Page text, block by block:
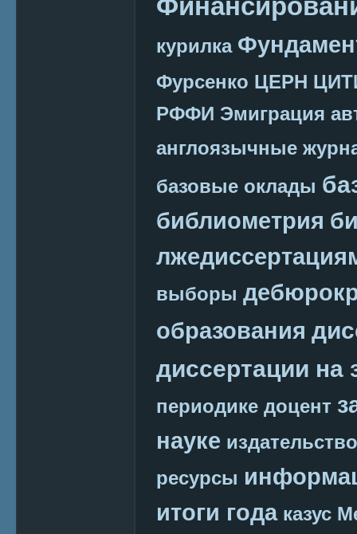
курилка
Фурсенко ЦЕРН
РФФИ Эмиграция
англоязычные
базовые оклады
библиометрия
выборы
образования
диссертации на
периодике доцент
науке издательство
ресурсы
итоги года казус